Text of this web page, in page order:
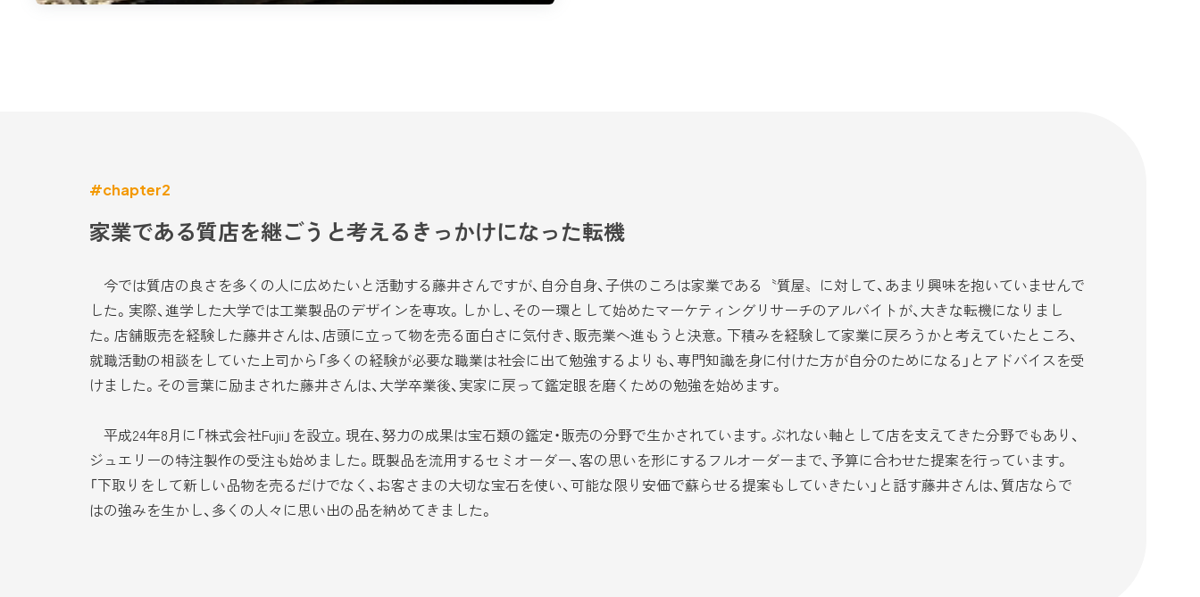
#chapter2
家業である質店を継ごうと考えるきっかけになった転機
今では質店の良さを多くの人に広めたいと活動する藤井さんですが、自分自身、子供のころは家業である〝質屋〟に対して、あまり興味を抱いていませんで
した。実際、進学した大学では工業製品のデザインを専攻。しかし、その一環として始めたマーケティングリサーチのアルバイトが、大きな転機になりまし
た。店舗販売を経験した藤井さんは、店頭に立って物を売る面白さに気付き、販売業へ進もうと決意。下積みを経験して家業に戻ろうかと考えていたところ、
就職活動の相談をしていた上司から「多くの経験が必要な職業は社会に出て勉強するよりも、専門知識を身に付けた方が自分のためになる」とアドバイスを受
けました。その言葉に励まされた藤井さんは、大学卒業後、実家に戻って鑑定眼を磨くための勉強を始めます。
平成24年8月に「株式会社Fujii」を設立。現在、努力の成果は宝石類の鑑定・販売の分野で生かされています。ぶれない軸として店を支えてきた分野でもあり、
ジュエリーの特注製作の受注も始めました。既製品を流用するセミオーダー、客の思いを形にするフルオーダーまで、予算に合わせた提案を行っています。
「下取りをして新しい品物を売るだけでなく、お客さまの大切な宝石を使い、可能な限り安価で蘇らせる提案もしていきたい」と話す藤井さんは、質店ならで
はの強みを生かし、多くの人々に思い出の品を納めてきました。